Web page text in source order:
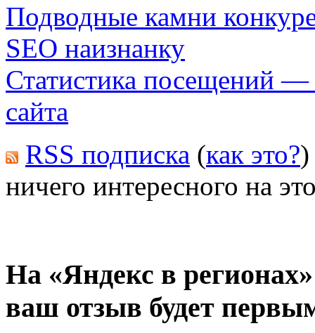
Подводные камни
SEO наизнанку
Статистика посещений —
сайта
RSS подписка (как это?)
ничего интересного на
На «Яндекс в
ваш отзыв будет